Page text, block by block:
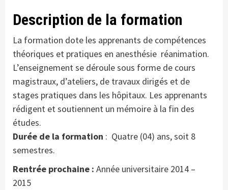
Description de la formation
La formation dote les apprenants de compétences
théoriques et pratiques en anesthésie réanimation.
L’enseignement se déroule sous forme de cours
magistraux, d’ateliers, de travaux dirigés et de
stages pratiques dans les hôpitaux. Les apprenants
rédigent et soutiennent un mémoire à la fin des
études.
Durée de la formation : Quatre (04) ans, soit 8
semestres.
Rentrée prochaine : Année universitaire 2014 –
2015